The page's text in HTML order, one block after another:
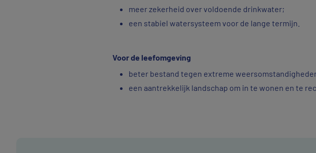
meer zekerheid over voldoende drinkwater;
een stabiel watersysteem voor de lange termijn.
Voor de leefomgeving
beter bestand tegen extreme
een aantrekkelijk landschap om in te wonen en te